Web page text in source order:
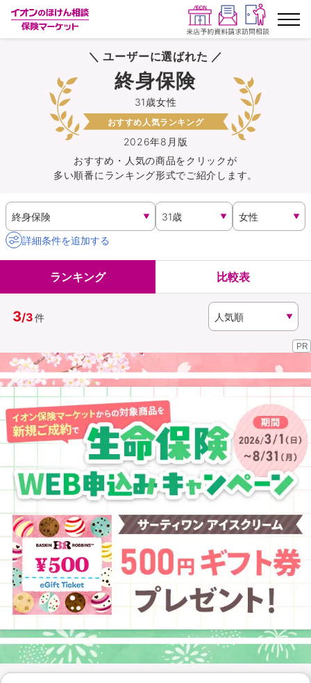
ランキングから探す
保険を比較する
保険会社から探す
イオンカード会員さま専用保険
キャンペーン一覧
イオングループ従業員さま向け
資料請求
（無料）
訪問相談
イオンカード会員さま専用保険
＼ ユーザーに選ばれた ／
2026年8月版
31歳女性
終身保険
おすすめ人気ランキング
おすすめ・人気の商品をクリックが
多い順番にランキング形式でご紹介します。
詳細条件を追加する
ランキング 比較表
3/3件
PR